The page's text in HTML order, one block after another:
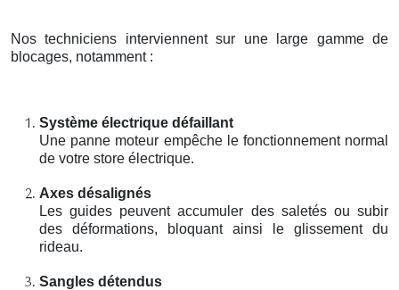
Nos techniciens interviennent sur une large gamme de
blocages, notamment :
Système électrique défaillant
Une panne moteur empêche le fonctionnement normal
de votre store électrique.
Axes désalignés
Les guides peuvent accumuler des saletés ou subir
des déformations, bloquant ainsi le glissement du
rideau.
Sangles détendus